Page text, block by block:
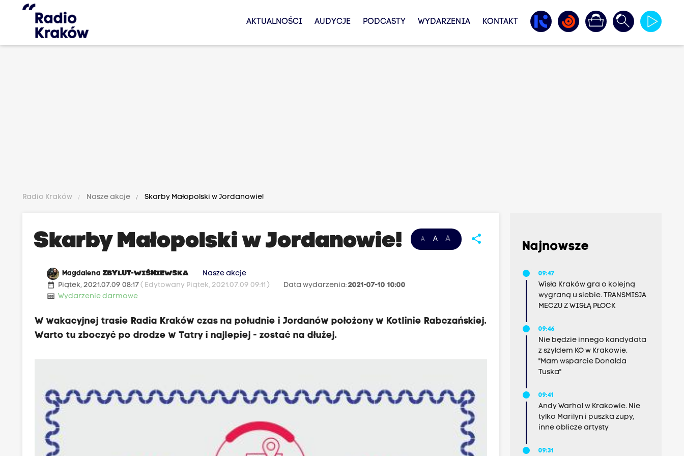
AKTUALNOŚCI AUDYCJE PODCASTY WYDARZENIA KONTAKT
Radio Kraków Nasze akcje Skarby Małopolski w Jordanowie!
A A A share
Skarby Małopolski w Jordanowie!
MagdalenaZBYLUT-WIŚNIEWSKA Nasze akcje
date_range Piątek, 2021.07.09 08:17( Edytowany Piątek, 2021.07.09 09:11 ) Data wydarzenia:2021-07-10 10:00
money Wydarzenie darmowe
W wakacyjnej trasie Radia Kraków czas na południe i Jordanów położony w Kotlinie Rabczańskiej.
Warto tu zboczyć po drodze w Tatry i najlepiej - zostać na dłużej.
Najnowsze
09:47
Wisła Kraków gra o kolejną
wygraną u siebie. TRANSMISJA
MECZU Z WISŁĄ PŁOCK
09:46
Nie będzie innego kandydata
z szyldem KO w Krakowie.
"Mam wsparcie Donalda
Tuska"
09:41
Andy Warhol w Krakowie. Nie
tylko Marilyn i puszka zupy,
inne oblicze artysty
09:31